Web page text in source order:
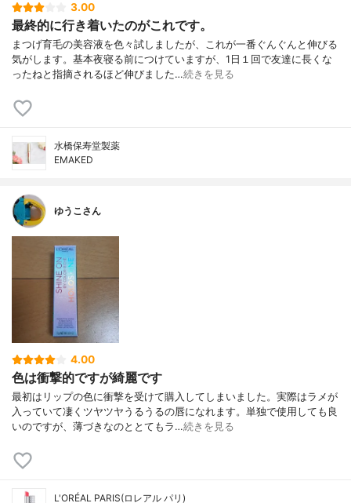
3.00
最終的に行き着いたのがこれです。
まつげ育毛の美容液を色々試しましたが、これが一番ぐんぐんと伸びる
気がします。基本夜寝る前につけていますが、1日１回で友達に長くな
ったねと指摘されるほど伸びました…続きを見る
水橋保寿堂製薬
EMAKED
ゆうこさん
4.00
色は衝撃的ですが綺麗です
最初はリップの色に衝撃を受けて購入してしまいました。実際はラメが
入っていて凄くツヤツヤうるうるの唇になれます。単独で使用しても良
いのですが、薄づきなのととてもラ…続きを見る
L'ORÉAL PARIS(ロレアル パリ)